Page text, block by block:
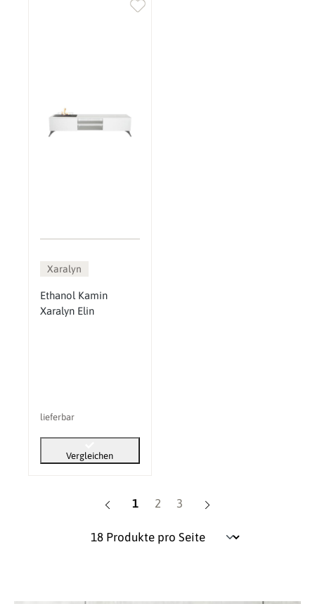
Xaralyn
Ethanol Kamin
Xaralyn Elin
lieferbar
Vergleichen
Seite
1 Seite
2 Seite
3